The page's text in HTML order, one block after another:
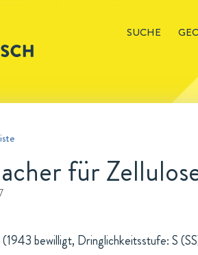
SUCHE
für
bewilligt, Dringlichkeitsstufe: S